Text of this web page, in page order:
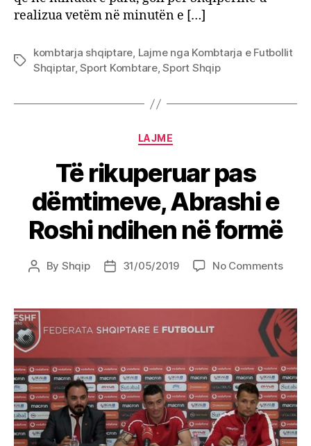
realizua vetëm në minutën e […]
Tags
kombtarja shqiptare, Lajme nga Kombtarja e Futbollit
Shqiptar,Sport Kombtare,Sport Shqip
Categories
LAJME
Të rikuperuar pas
dëmtimeve, Abrashi e
Roshi ndihen në formë
Post
By Shqip
Post31/05/2019 No Commentson
pas
e
Roshi
në